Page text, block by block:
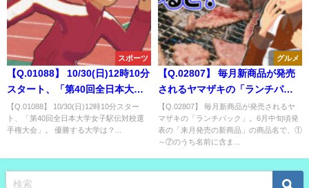
スポーツ
【Q.01088】 10/30(日)12時10分
スタート、「第40回全日本大学
女子駅伝対校選手権大会」。 優
勝する大学は？
【Q.01088】 10/30(日)12時10分スター
ト、「第40回全日本大学女子駅伝対校選
手権大会」。 優勝する大学は？...
グルメ
【Q.02807】 毎月新商品が発売
されるヤマザキの「ランチパッ
ク」。6月中旬頃発表の「来月発
売の新商品」の商品名で、①～
⑦のうち名前に含まれる単語
【Q.02807】 毎月新商品が発売されるヤ
マザキの「ランチパック」。6月中旬頃発
表の「来月発売の新商品」の商品名で、①
～⑦のうち名前に含ま...